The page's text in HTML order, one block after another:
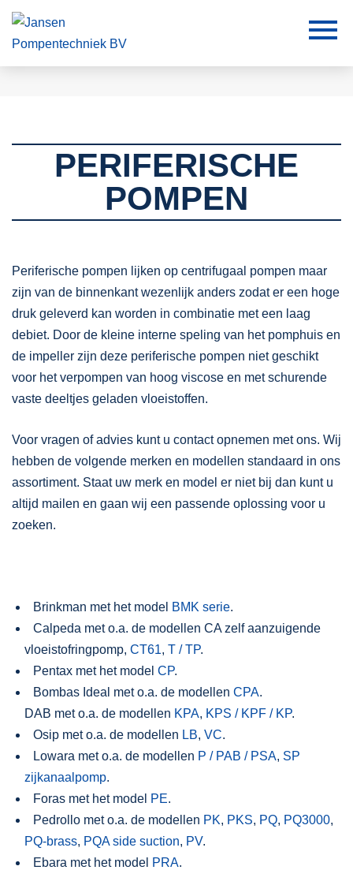
PERIFERISCHE
POMPEN
Periferische pompen lijken op centrifugaal pompen maar
zijn van de binnenkant wezenlijk anders zodat er een hoge
druk geleverd kan worden in combinatie met een laag
debiet. Door de kleine interne speling van het pomphuis en
de impeller zijn deze periferische pompen niet geschikt
voor het verpompen van hoog viscose en met schurende
vaste deeltjes geladen vloeistoffen.
Voor vragen of advies kunt u contact opnemen met ons. Wij
hebben de volgende merken en modellen standaard in ons
assortiment. Staat uw merk en model er niet bij dan kunt u
altijd mailen en gaan wij een passende oplossing voor u
zoeken.
Brinkman met het model BMK serie.
Calpeda met o.a. de modellen CA zelf aanzuigende
vloeistofringpomp, CT61, T / TP.
Pentax met het model CP.
Bombas Ideal met o.a. de modellen CPA.
DAB met o.a. de modellen KPA, KPS / KPF / KP.
Osip met o.a. de modellen LB, VC.
Lowara met o.a. de modellen P / PAB / PSA, SP
zijkanaalpomp.
Foras met het model PE.
Pedrollo met o.a. de modellen PK, PKS, PQ, PQ3000,
PQ-brass, PQA side suction, PV.
Ebara met het model PRA.